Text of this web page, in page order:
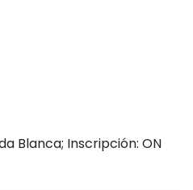
Blanca; Inscripción: ON